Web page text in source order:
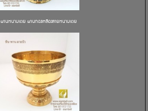
พานหนามเตย พานทองเหลืองลายหนามเตย